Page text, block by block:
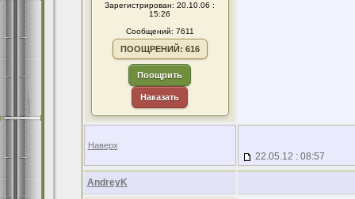
Зарегистрирован: 20.10.06 :
15:26
Сообщений: 7611
ПООЩРЕНИЙ: 616
Поощрить
Наказать
Наверх
22.05.12 : 08:57
AndreyK